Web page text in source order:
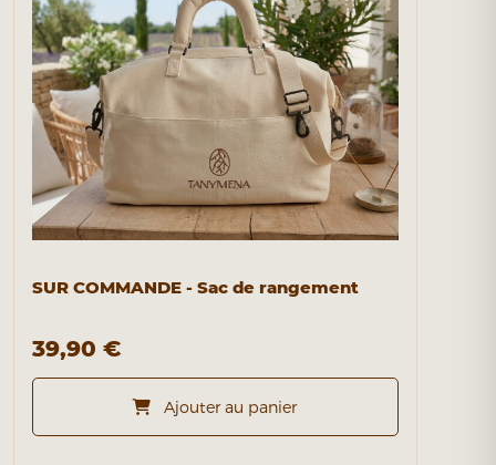
SUR COMMANDE - Sac de rangement
39,90 €
Ajouter au panier